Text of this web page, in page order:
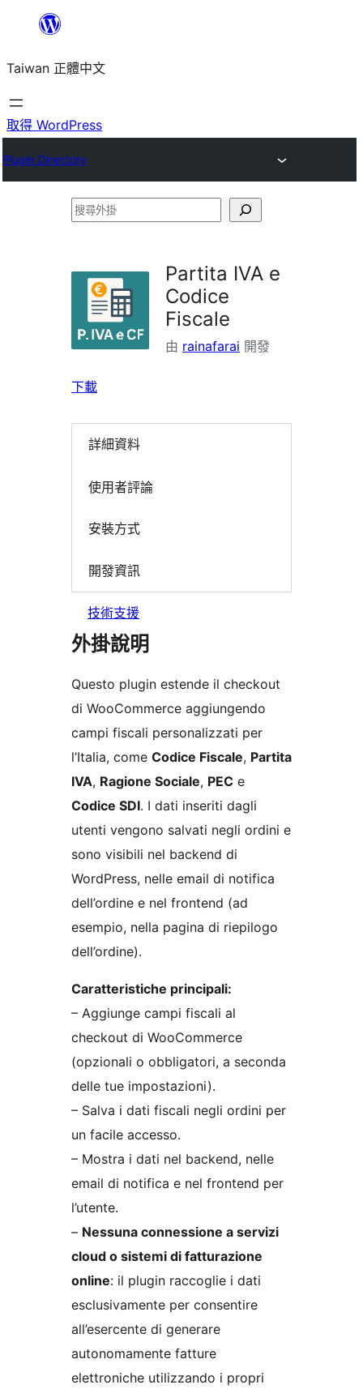
主
要
內
Taiwan 正體中文
取得 WordPress
Plugin Directory
搜
Partita IVA e
Codice
Fiscale
由 rainafarai 開發
下載
詳細資料
使用者評論
安裝方式
開發資訊
技術支援
外掛說明
Questo plugin estende il checkout
di WooCommerce aggiungendo
campi fiscali personalizzati per
l’Italia, come Codice Fiscale, Partita
IVA, Ragione Sociale, PEC e
Codice SDI. I dati inseriti dagli
utenti vengono salvati negli ordini e
sono visibili nel backend di
WordPress, nelle email di notifica
dell’ordine e nel frontend (ad
esempio, nella pagina di riepilogo
dell’ordine).
Caratteristiche principali:
– Aggiunge campi fiscali al
checkout di WooCommerce
(opzionali o obbligatori, a seconda
delle tue impostazioni).
– Salva i dati fiscali negli ordini per
un facile accesso.
– Mostra i dati nel backend, nelle
email di notifica e nel frontend per
l’utente.
– Nessuna connessione a servizi
cloud o sistemi di fatturazione
online: il plugin raccoglie i dati
esclusivamente per consentire
all’esercente di generare
autonomamente fatture
elettroniche utilizzando i propri